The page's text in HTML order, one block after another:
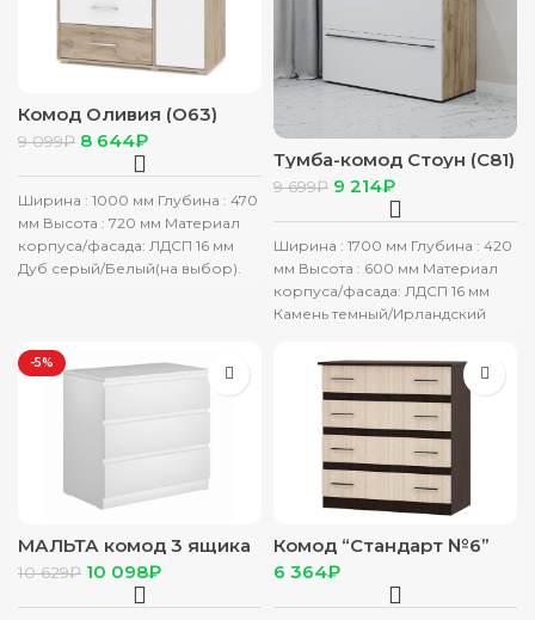
Комод Оливия (О63)
серый дуб/белый
9 099₽ 8 644₽
Ширина : 1000 мм Глубина : 470
мм Высота : 720 мм Материал
корпуса/фасада: ЛДСП 16 мм
Дуб серый/Белый(на выбор).
Тумба-комод Стоун (С81)
серый дуб/белый
9 699₽ 9 214₽
Ширина : 1700 мм Глубина : 420
мм Высота : 600 мм Материал
корпуса/фасада: ЛДСП 16 мм
Камень темный/Ирландский
-5%
МАЛЬТА комод 3 ящика
80х76 Белый
10 629₽ 10 098₽
Комод “Стандарт №6”
венге/лоредо
₽